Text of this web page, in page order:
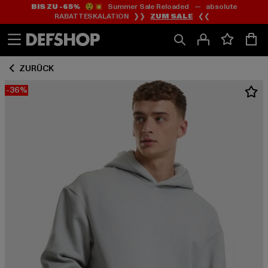
Zum
Inhalt
springen
Zum
Fußzeile
springen
BIS ZU -65%😲💥 Summer Sale Reloaded — absolute
RABATTESKALATION ❯❯ ZUM SALE ❮❮
ZURÜCK
-36%